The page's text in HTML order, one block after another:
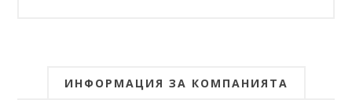
ИНФОРМАЦИЯ ЗА КОМПАНИЯТА